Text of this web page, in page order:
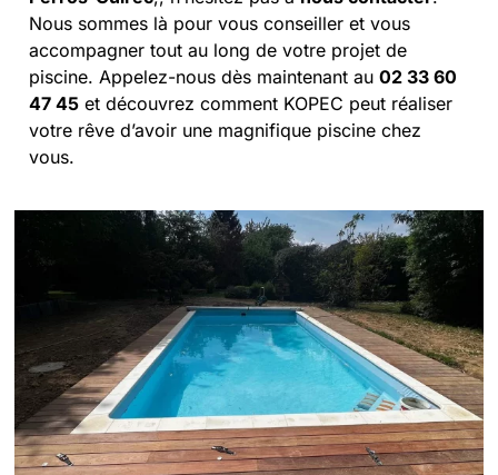
Nous sommes là pour vous conseiller et vous
accompagner tout au long de votre projet de
piscine. Appelez-nous dès maintenant au02 33 60
47 45 et découvrez comment KOPEC peut réaliser
votre rêve d’avoir une magnifique piscine chez
vous.